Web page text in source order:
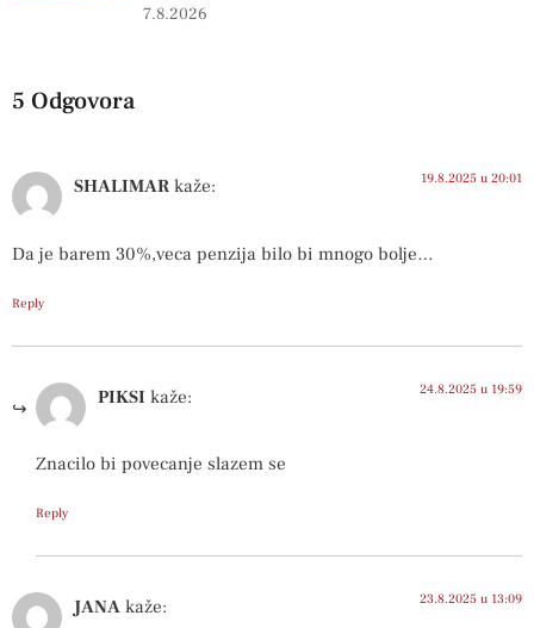
7.8.2026
5 Odgovora
SHALIMAR kaže: 19.8.2025 u 20:01
Da je barem 30%,veca penzija bilo bi mnogo bolje…
Reply
PIKSI kaže: 24.8.2025 u 19:59
Znacilo bi povecanje slazem se
Reply
JANA kaže: 23.8.2025 u 13:09